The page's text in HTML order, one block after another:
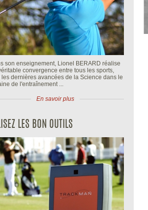
son enseignement, Lionel BERARD réalise
convergence entre tous les sports,
les dernières avancées de la Science dans le
de l'entraînement ...
En savoir plus
LES BON OUTILS